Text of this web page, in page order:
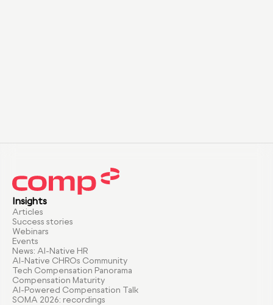
Insights
Articles
Success stories
Webinars
Events
News: AI-Native HR
AI-Native CHROs Community
Tech Compensation Panorama
Compensation Maturity
AI-Powered Compensation Talk
SOMA 2026: recordings